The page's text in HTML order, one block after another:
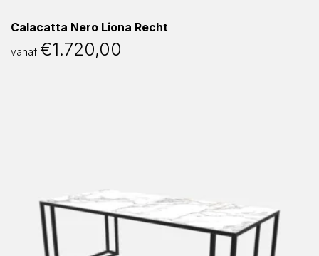
Calacatta Nero Liona Recht
vanaf €1.720,00